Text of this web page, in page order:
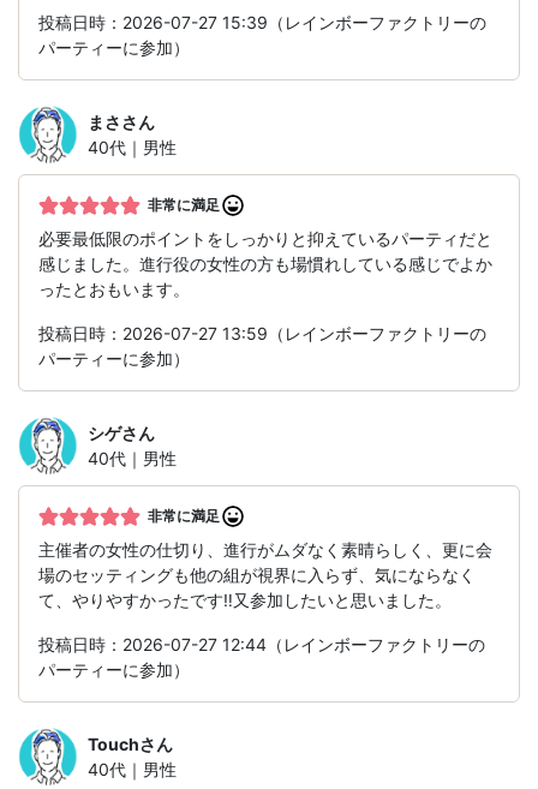
投稿日時：2026-07-27 15:39（レインボーファクトリーの
パーティーに参加）
まささん
40代｜男性
非常に満足
必要最低限のポイントをしっかりと抑えているパーティだと
感じました。進行役の女性の方も場慣れしている感じでよか
ったとおもいます。
投稿日時：2026-07-27 13:59（レインボーファクトリーの
パーティーに参加）
シゲさん
40代｜男性
非常に満足
主催者の女性の仕切り、進行がムダなく素晴らしく、更に会
場のセッティングも他の組が視界に入らず、気にならなく
て、やりやすかったです‼️又参加したいと思いました。
投稿日時：2026-07-27 12:44（レインボーファクトリーの
パーティーに参加）
Touchさん
40代｜男性